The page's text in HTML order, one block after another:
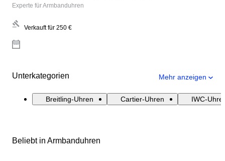
Experte für Armbanduhren
Verkauft für 250 €
Unterkategorien Mehr anzeigen
Breitling-Uhren Cartier-Uhren IWC-
Beliebt in Armbanduhren